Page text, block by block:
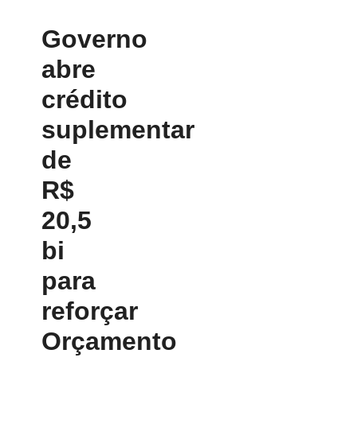
Governo
abre
crédito
suplementar
de
R$
20,5
bi
para
reforçar
Orçamento